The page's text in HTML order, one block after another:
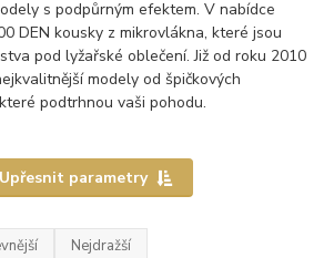
s podpůrným efektem. V nabídce
DEN kousky z mikrovlákna, které jsou
pod lyžařské oblečení. Již od roku 2010
modely od špičkových
podtrhnou vaši pohodu.
Upřesnit parametry
Nejdražší